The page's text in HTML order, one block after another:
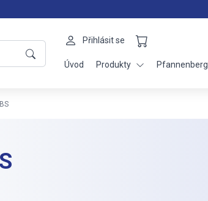
Přihlásit se
Úvod Produkty Pfannenberg